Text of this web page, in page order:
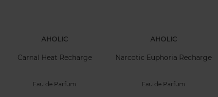
AHOLIC
Carnal Heat Recharge
Eau de Parfum
AHOLIC
Narcotic Euphoria Recharge
Eau de Parfum